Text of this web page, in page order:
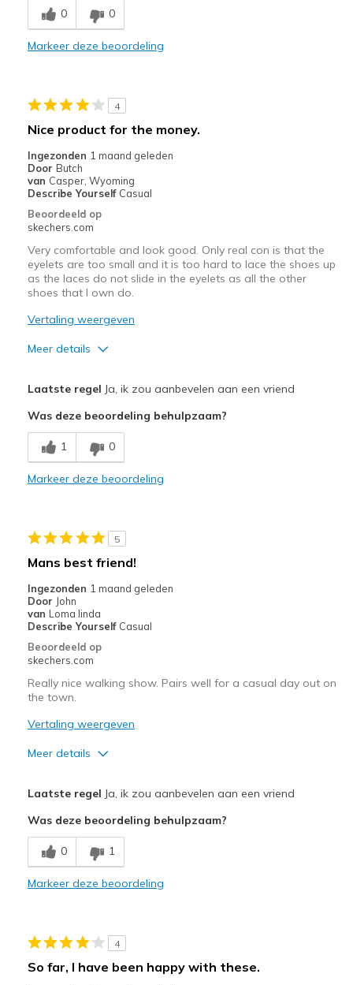
Piepen na een tijd
Weinig airflow
0 0
Markeer deze beoordeling
4
Nice product for the money.
Ingezonden 1 maand geleden
Door Butch
van Casper, Wyoming
Describe Yourself Casual
Beoordeeld op
skechers.com
Very comfortable and look good. Only real con is that the
eyelets are too small and it is too hard to lace the shoes up
as the laces do not slide in the eyelets as all the other
shoes that I own do.
Vertaling weergeven
Meer details
Comfortable
Stylish
Or, round laces are needed.
Beste toepassingen
Casual Wear
Width
Sizing
View On Shoes
Shoes are for Wearing
Laatste regel Ja, ik zou aanbevelen aan een vriend
Was deze beoordeling behulpzaam?
1 0
Markeer deze beoordeling
5
Mans best friend!
Ingezonden 1 maand geleden
Door John
van Loma linda
Describe Yourself Casual
Beoordeeld op
skechers.com
Really nice walking show. Pairs well for a casual day out on
the town.
Vertaling weergeven
Meer details
Breathe Well
Comfortable
Beste toepassingen
Laatste regel Ja, ik zou aanbevelen aan een vriend
Was deze beoordeling behulpzaam?
0 1
Markeer deze beoordeling
4
So far, I have been happy with these.